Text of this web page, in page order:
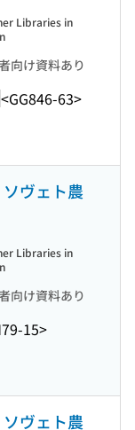
向け資料あり
<GG846-63>
Libraries in
ヴェト農
向け資料あり
15>
Libraries in
ヴェト農